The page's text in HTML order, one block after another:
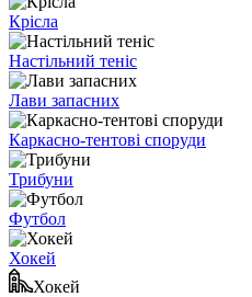
Крісла
Настільний теніс
Лави запасних
Каркасно-тентові споруди
Трибуни
Футбол
Хокей
Хокей